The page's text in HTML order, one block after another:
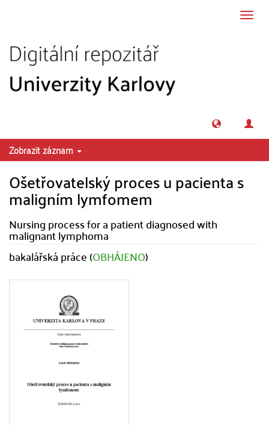
Zobrazit záznam
Ošetřovatelský proces u pacienta s
maligním lymfomem
Nursing process for a patient diagnosed with
malignant lymphoma
bakalářská práce (OBHÁJENO)